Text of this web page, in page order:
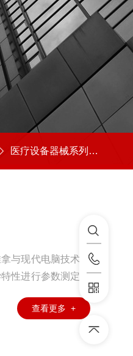
医疗设备器械系列
与现代电脑技术相
性进行参数测定，
服了教师在传授、
转换卡办理入电脑
、列印、存储、再
查看更多 +